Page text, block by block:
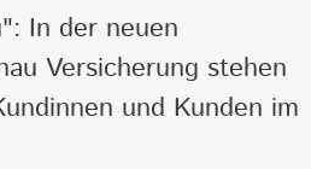
In der neuen
Versicherung stehen
und Kunden im